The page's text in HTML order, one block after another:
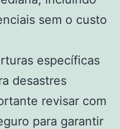
sem o custo
específicas
desastres
revisar com
para garantir